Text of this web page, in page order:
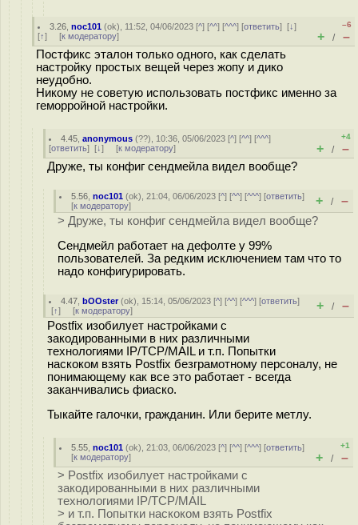
3.26 ,noc101 (ok), 11:52, 04/06/2023 [^] [^^] [^^^] [ответить][↓]
[↑] [к модератору]
–6
+ / –
Постфикс эталон только одного, как сделать
настройку простых вещей через жопу и дико
неудобно.
Никому не советую использовать постфикс именно за
геморройной настройки.
4.45 ,anonymous (??), 10:36, 05/06/2023 [^] [^^] [^^^]
[ответить] [↓] [к модератору]
+4
+ / –
Друже, ты конфиг сендмейла видел вообще?
5.56 ,noc101 (ok), 21:04, 06/06/2023 [^] [^^] [^^^] [ответить]
[к модератору] + / –
> Друже, ты конфиг сендмейла видел вообще?
Сендмейл работает на дефолте у 99%
пользователей. За редким исключением там что то
надо конфигурировать.
4.47 ,bOOster(ok), 15:14, 05/06/2023 [^] [^^] [^^^] [ответить]
[↑] [к модератору] + / –
Postfix изобилует настройками с
закодированными в них различными
технологиями IP/TCP/MAIL и т.п. Попытки
наскоком взять Postfix безграмотному персоналу, не
понимающему как все это работает - всегда
заканчивались фиаско.
Тыкайте галочки, гражданин. Или берите метлу.
5.55 ,noc101 (ok), 21:03, 06/06/2023 [^] [^^] [^^^] [ответить]
[к модератору]
+1
+ / –
> Postfix изобилует настройками с
закодированными в них различными
технологиями IP/TCP/MAIL
> и т.п. Попытки наскоком взять Postfix